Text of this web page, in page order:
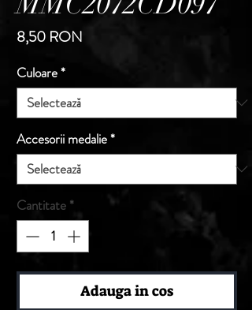
8,50 RON
Culoare*
Accesorii medalie*
Cantitate *
Adauga in cos